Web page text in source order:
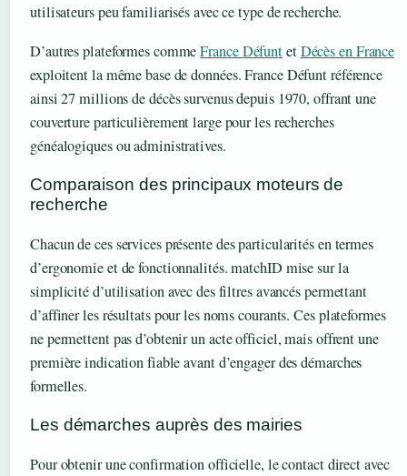
utilisateurs peu familiarisés avec ce type de recherche.
D’autres plateformes commeFrance DéfuntetDécès en France
exploitent la même base de données. France Défunt référence
ainsi 27 millions de décès survenus depuis 1970, offrant une
couverture particulièrement large pour les recherches
généalogiques ou administratives.
Comparaison des principaux moteurs de
recherche
Chacun de ces services présente des particularités en termes
d’ergonomie et de fonctionnalités. matchID mise sur la
simplicité d’utilisation avec des filtres avancés permettant
d’affiner les résultats pour les noms courants. Ces plateformes
ne permettent pas d’obtenir un acte officiel, mais offrent une
première indication fiable avant d’engager des démarches
formelles.
Les démarches auprès des mairies
Pour obtenir une confirmation officielle, le contact direct avec